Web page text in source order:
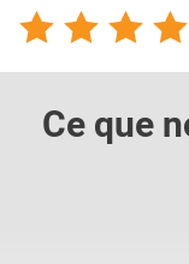
Ce que